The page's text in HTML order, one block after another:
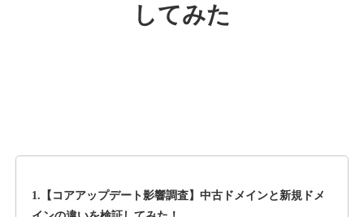
rageboy.com
してみた
1.【コアアップデート影響調査】中古ドメインと新規ドメ